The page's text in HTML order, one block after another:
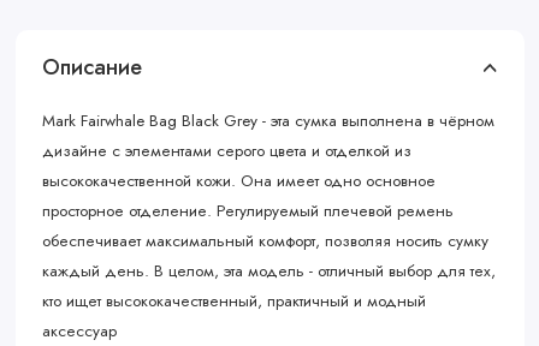
Описание
Mark Fairwhale Bag Black Grey - эта сумка выполнена в чёрном
дизайне с элементами серого цвета и отделкой из
высококачественной кожи. Она имеет одно основное
просторное отделение. Регулируемый плечевой ремень
обеспечивает максимальный комфорт, позволяя носить сумку
каждый день. В целом, эта модель - отличный выбор для тех,
кто ищет высококачественный, практичный и модный
аксессуар